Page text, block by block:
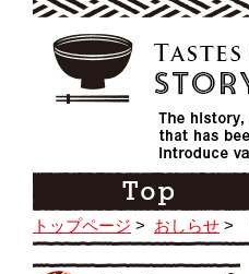
トップページ > おしらせ >